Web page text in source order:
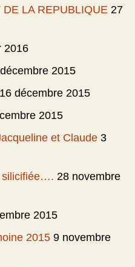
LA REPUBLIQUE 27
2016
2015
16 décembre 2015
2015
et Claude 3
silicifiée…. 28 novembre
2015
2015 9 novembre